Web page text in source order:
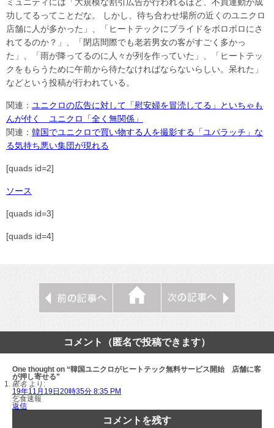
功してるってことだな。 しかし、待ち合わせ場所の近くのユニクロ
店舗に人が多かった」、「ヒートテックにプライドをボロボロにさ
れてるのか？」、「閉店間際でも老若男女の客がすごく多かっ
た」、「雨が降ってるのに人々が列を作っていた」、「ヒートテッ
クをもらうために午前から待たなければならないらしい。呆れた」
などという投稿が行われている。
関連： ユニクロの広告に対して「慰安婦を冒涜してる」といちゃも
んが付く ユニクロ「全く無関係」
関連： 韓国でユニクロで買い物する人を撮影する「ユパラッチ」な
る気持ち悪い集団が現れる
[quads id=2]
ソース
[quads id=3]
[quads id=4]
コメント（匿名で投稿できます）
One thought on “韓国ユニクロがヒートテック無料サービス開始 店舗に客
が押し寄せる”
匿名 より:
19年11月19日20時35分 8:35 PM
乞食速報
返信
コメントを残す